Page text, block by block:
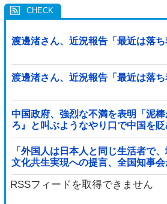
渡邊渚さん、近況報告「最近は落ち
渡邊渚さん、近況報告「最近は落ち
中国政府、強烈な不満を表明「泥棒
ろ』と叫ぶようなやり口で中国を
難！
「外国人は日本人と同じ生活者で
文化共生実現への提言、全国知事
RSSフィードを取得できません